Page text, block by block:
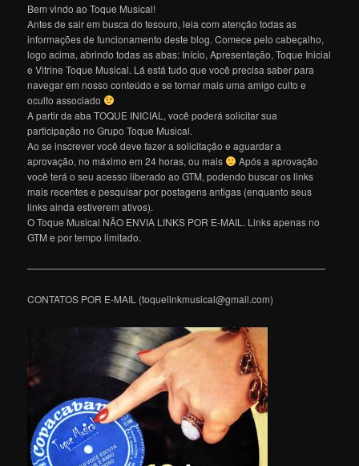
Bem vindo ao Toque Musical!
Antes de sair em busca do tesouro, leia com atenção todas as
informações de funcionamento deste blog. Comece pelo cabeçalho,
logo acima, abrindo todas as abas: Início, Apresentação, Toque Inicial
e Vitrine Toque Musical. Lá está tudo que você precisa saber para
navegar em nosso conteúdo e se tornar mais uma amigo culto e
oculto associado
A partir da aba TOQUE INICIAL, você poderá solicitar sua
participação no Grupo Toque Musical.
Ao se inscrever você deve fazer a solicitação e aguardar a
aprovação, no máximo em 24 horas, ou mais
Após a aprovação
você terá o seu acesso liberado ao GTM, podendo buscar os links
mais recentes e pesquisar por postagens antigas (enquanto seus
links ainda estiverem ativos).
O Toque Musical NÃO ENVIA LINKS POR E-MAIL. Links apenas no
GTM e por tempo limitado.
———————————————————————————————
CONTATOS POR E-MAIL (toquelinkmusical@gmail.com)